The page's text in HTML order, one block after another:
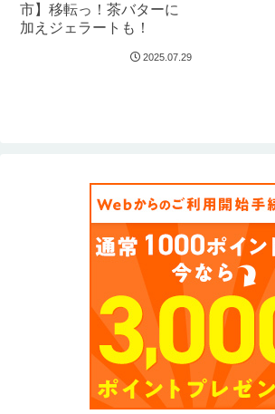
市】移転っ！茶バターに
加えジェラートも！
2025.07.29